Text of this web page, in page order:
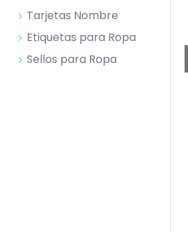
Tarjetas Nombre
Etiquetas para Ropa
Sellos para Ropa